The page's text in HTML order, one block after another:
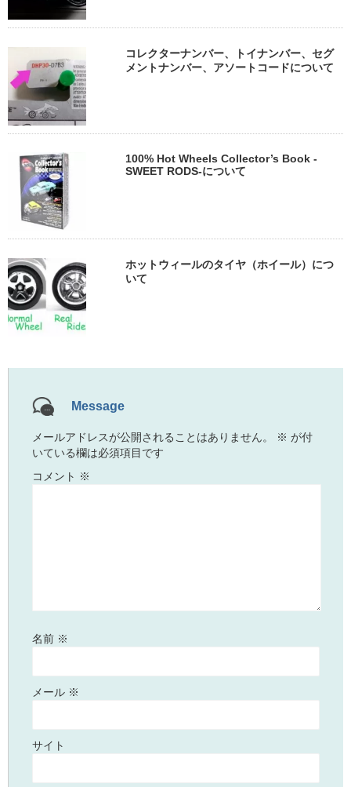
コレクターナンバー、トイナンバー、セグ
メントナンバー、アソートコードについて
100% Hot Wheels Collector’s Book -
SWEET RODS-について
ホットウィールのタイヤ（ホイール）につ
いて
Message
メールアドレスが公開されることはありません。 ※ が付
いている欄は必須項目です
コメント ※
名前 ※
メール ※
サイト